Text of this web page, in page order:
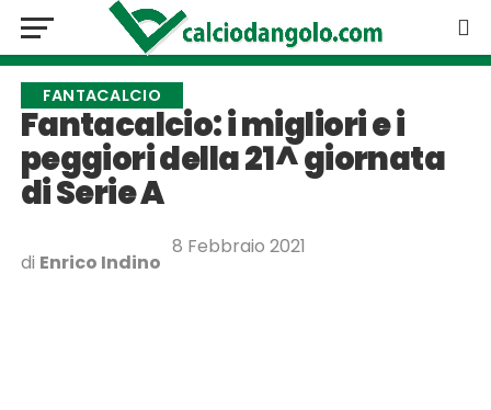
FANTACALCIO
Fantacalcio: i migliori e i
peggiori della 21^ giornata
di Serie A
di Enrico Indino
8 Febbraio 2021